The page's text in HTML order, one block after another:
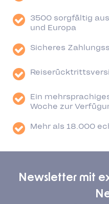
3500 sorgfältig
und Europa
Sicheres
Ein
Woche zur
Mehr als 18.000
Newsletter mit